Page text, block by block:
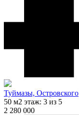
Туймазы, Островского
50 м2 этаж: 3 из 5
2 280 000